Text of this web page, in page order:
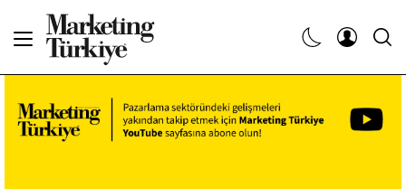
Haberler